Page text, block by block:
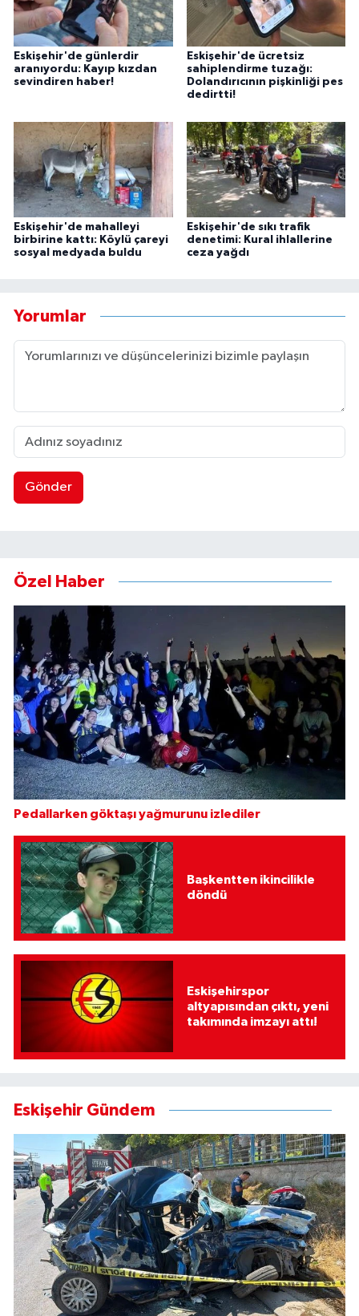
Eskişehir'de günlerdir
aranıyordu: Kayıp kızdan
sevindiren haber!
Eskişehir'de ücretsiz
sahiplendirme tuzağı:
Dolandırıcının pişkinliği pes
dedirtti!
Eskişehir'de mahalleyi
birbirine kattı: Köylü çareyi
sosyal medyada buldu
Eskişehir'de sıkı trafik
denetimi: Kural ihlallerine
ceza yağdı
Yorumlar
Gönder
Özel Haber
Pedallarken göktaşı yağmurunu izlediler
Başkentten ikincilikle
döndü
Eskişehirspor
altyapısından çıktı, yeni
takımında imzayı attı!
Eskişehir Gündem